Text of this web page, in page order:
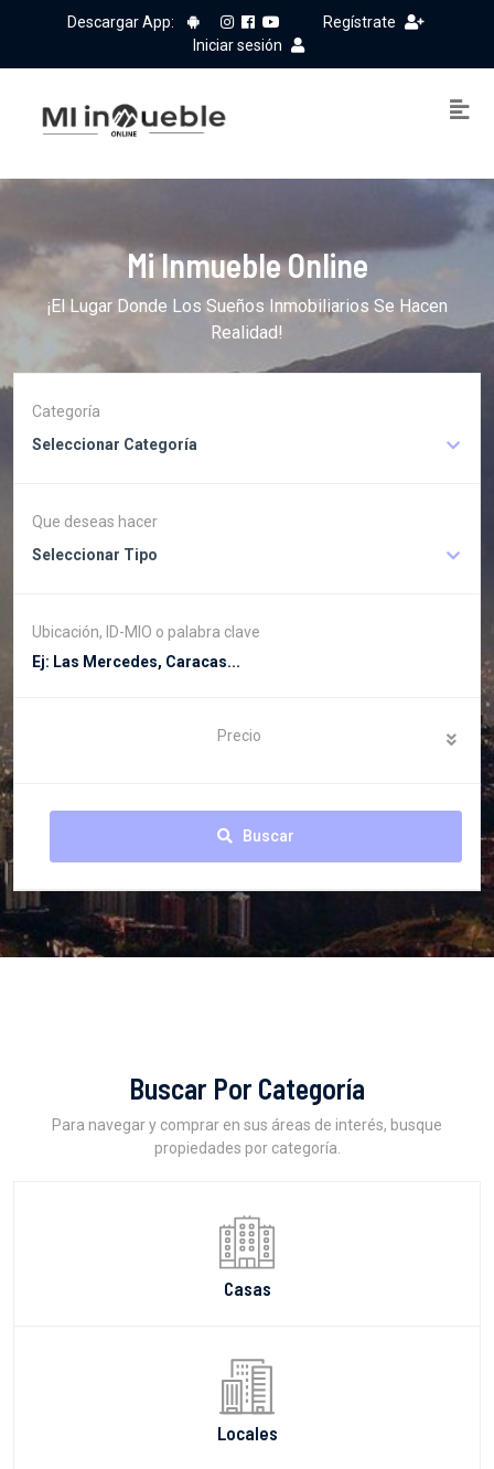
Descargar App:
Regístrate
Iniciar sesión
Mi Inmueble Online
¡El Lugar Donde Los Sueños Inmobiliarios Se Hacen
Realidad!
Categoría
Seleccionar Categoría
Que deseas hacer
Seleccionar Tipo
Ubicación, ID-MIO o palabra clave
Precio
Buscar
Buscar Por Categoría
Para navegar y comprar en sus áreas de interés, busque
propiedades por categoría.
Casas
Locales